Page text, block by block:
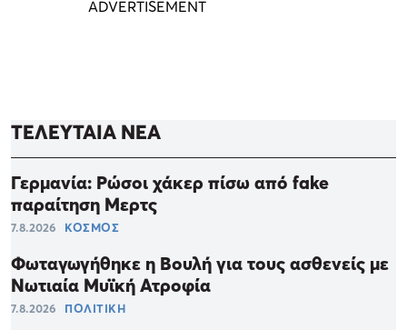
ΤΕΛΕΥΤΑΙΑ ΝΕΑ
Γερμανία: Ρώσοι χάκερ πίσω από fake
παραίτηση Μερτς
7.8.2026 ΚΟΣΜΟΣ
Φωταγωγήθηκε η Βουλή για τους ασθενείς με
Νωτιαία Μυϊκή Ατροφία
7.8.2026 ΠΟΛΙΤΙΚΗ